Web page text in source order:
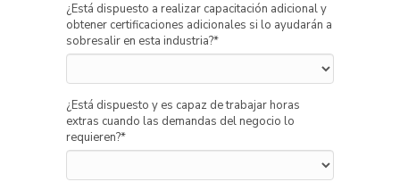
¿Está dispuesto a realizar capacitación adicional y
obtener certificaciones adicionales si lo ayudarán a
sobresalir en esta industria?*
¿Está dispuesto y es capaz de trabajar horas
extras cuando las demandas del negocio lo
requieren?*